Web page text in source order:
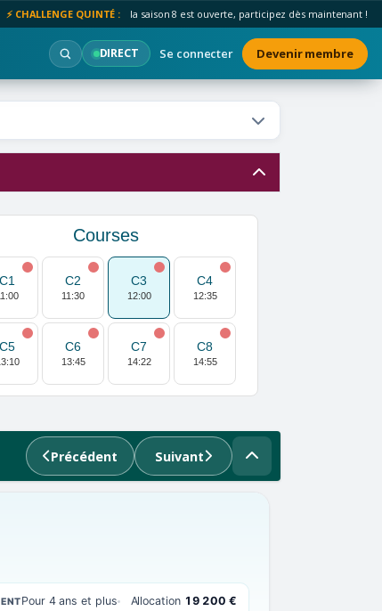
⚡ CHALLENGE QUINTÉ : la saison 8 est ouverte, participez dès maintenant !
DIRECT Se connecter Devenir membre
Courses
C1 C2
11:30
C3
12:00
C4
12:35
C5 C6
13:45
C7
14:22
C8
14:55
Précédent Suivant
Pour 4 ans et plus Allocation 19 200 €